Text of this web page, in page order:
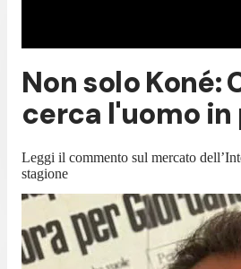
Non solo Koné:
cerca l'uomo in
Leggi il commento sul mercato
stagione